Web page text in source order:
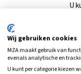
U
Natuurlijk
Kijk dan
Wij gebruiken cookies
MZA maakt gebruik van
evenals analytische en
U kunt per categorie kiezen